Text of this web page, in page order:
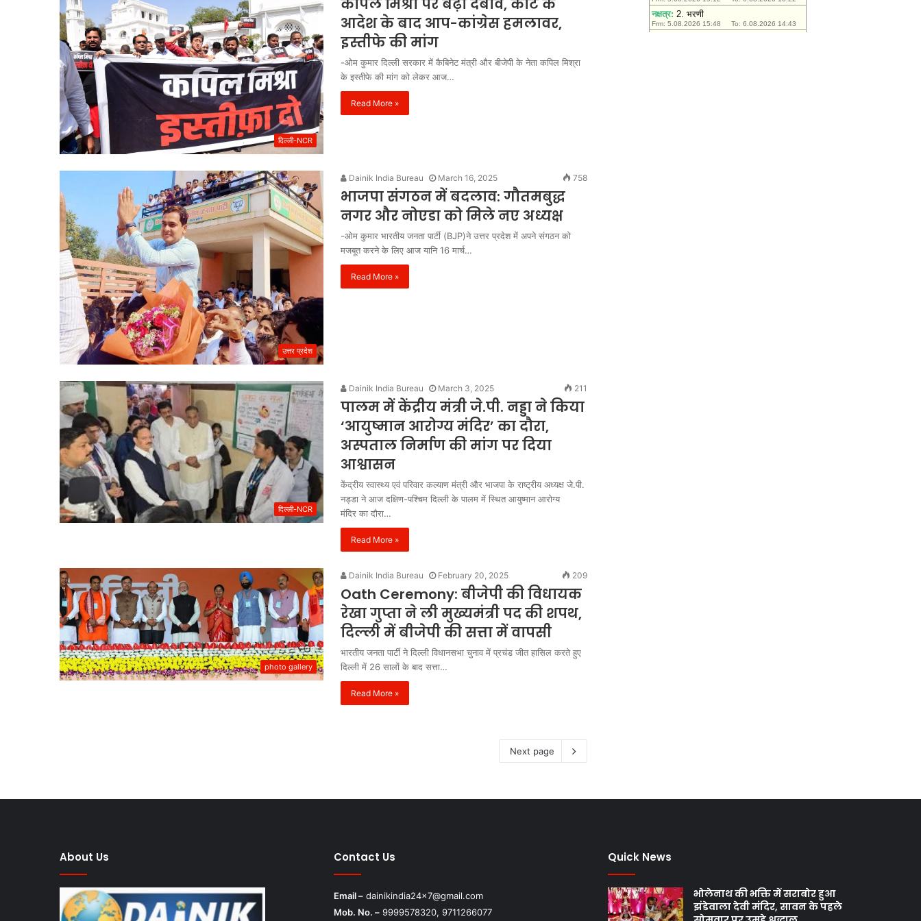
दिल्ली-NCR
कपिल मिश्रा पर बढ़ा दबाव, कोर्ट के
आदेश के बाद आप-कांग्रेस हमलावर,
इस्तीफे की मांग
-ओम कुमार दिल्ली सरकार में कैबिनेट मंत्री और बीजेपी के नेता कपिल मिश्रा
के इस्तीफे की मांग को लेकर आज…
Read More »
उत्तर प्रदेश
Dainik India Bureau March 16, 2025 758
भाजपा संगठन में बदलाव: गौतमबुद्ध
नगर और नोएडा को मिले नए अध्यक्ष
-ओम कुमार भारतीय जनता पार्टी (BJP)ने उत्तर प्रदेश में अपने संगठन को
मजबूत करने के लिए आज यानि 16 मार्च…
Read More »
दिल्ली-NCR
Dainik India Bureau March 3, 2025 211
पालम में केंद्रीय मंत्री जे.पी. नड्डा ने किया
‘आयुष्मान आरोग्य मंदिर’ का दौरा,
अस्पताल निर्माण की मांग पर दिया
आश्वासन
केंद्रीय स्वास्थ्य एवं परिवार कल्याण मंत्री और भाजपा के राष्ट्रीय अध्यक्ष जे.पी.
नड्डा ने आज दक्षिण-पश्चिम दिल्ली के पालम में स्थित आयुष्मान आरोग्य
मंदिर का दौरा…
Read More »
photo gallery
Dainik India Bureau February 20, 2025 209
Oath Ceremony: बीजेपी की विधायक
रेखा गुप्ता ने ली मुख्यमंत्री पद की शपथ,
दिल्ली में बीजेपी की सत्ता में वापसी
भारतीय जनता पार्टी ने दिल्ली विधानसभा चुनाव में प्रचंड जीत हासिल करते हुए
दिल्ली में 26 सालों के बाद सत्ता…
Read More »
Next page
About Us Contact Us
Email – dainikindia24x7@gmail.com
Mob. No. –9999578320, 9711266077
Quick News
भोलेनाथ की भक्ति में सराबोर हुआ
झंडेवाला देवी मंदिर, सावन के पहले